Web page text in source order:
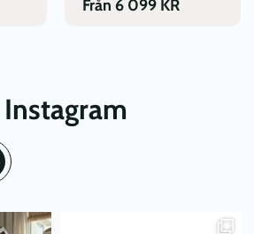
Från 6 099 KR